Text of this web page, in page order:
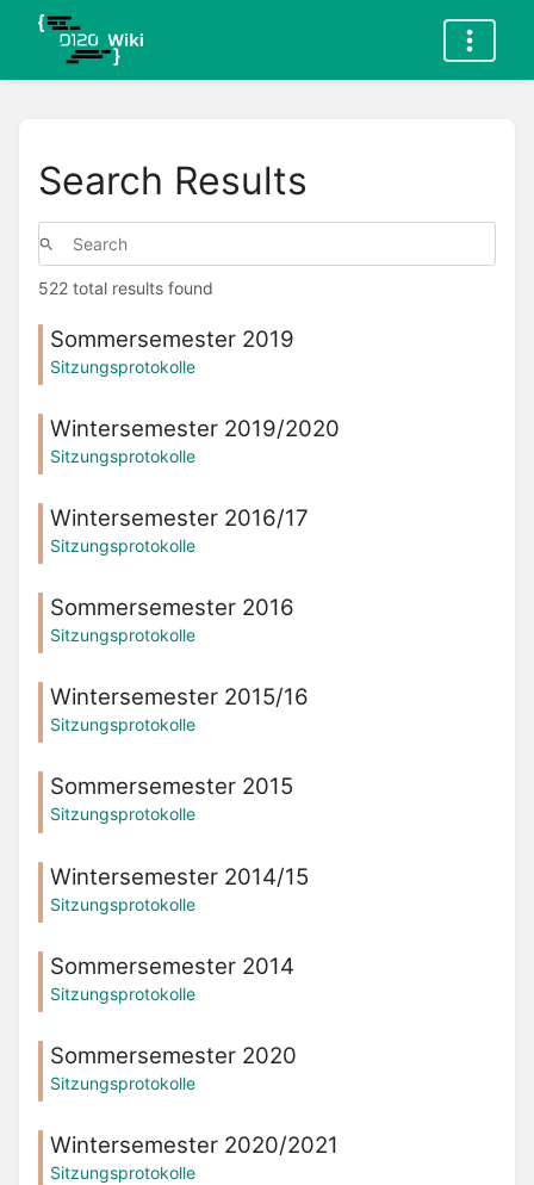
Search Results
522 total results found
Sommersemester 2019
Sitzungsprotokolle
Wintersemester 2019/2020
Sitzungsprotokolle
Wintersemester 2016/17
Sitzungsprotokolle
Sommersemester 2016
Sitzungsprotokolle
Wintersemester 2015/16
Sitzungsprotokolle
Sommersemester 2015
Sitzungsprotokolle
Wintersemester 2014/15
Sitzungsprotokolle
Sommersemester 2014
Sitzungsprotokolle
Sommersemester 2020
Sitzungsprotokolle
Wintersemester 2020/2021
Sitzungsprotokolle